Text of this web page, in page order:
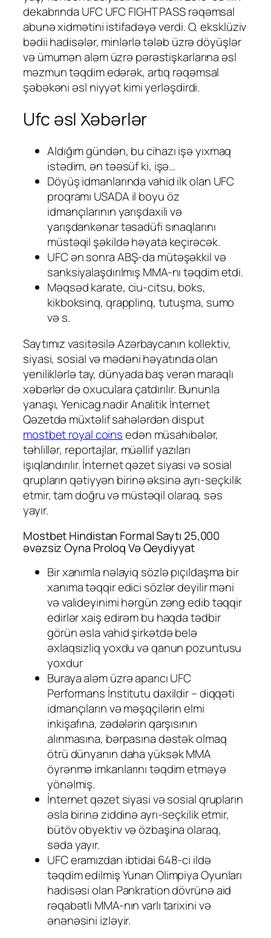
dekabrında UFC UFC FIGHT PASS rəqəmsal
abunə xidmətini istifadəyə verdi. O, eksklüziv
bədii hadisələr, minlərlə tələb üzrə döyüşlər
və ümumən aləm üzrə pərəstişkarlarına əsl
məzmun təqdim edərək, artıq rəqəmsal
şəbəkəni əsl niyyət kimi yerləşdirdi.
Ufc əsl Xəbərlər
Aldığım gündən, bu cihazı işə yıxmaq
istədim, ən təəsüf ki, işə…
Döyüş idmanlarında vahid ilk olan UFC
proqramı USADA il boyu öz
idmançılarının yarışdaxili və
yarışdankənar təsadüfi sınaqlarını
müstəqil şəkildə həyata keçirəcək.
UFC ən sonra ABŞ-da mütəşəkkil və
sanksiyalaşdırılmış MMA-nı təqdim etdi.
Məqsəd karate, ciu-citsu, boks,
kikboksinq, qrapplinq, tutuşma, sumo
və s.
Saytımız vasitəsilə Azərbaycanın kollektiv,
siyasi, sosial və mədəni həyatında olan
yeniliklərlə tay, dünyada baş verən maraqlı
xəbərlər də oxuculara çatdırılır. Bununla
yanaşı, Yenicag.nadir Analitik İnternet
Qəzetdə müxtəlif sahələrdən disput
mostbet royal coinsedən müsahibələr,
təhlillər, reportajlar, müəllif yazıları
işıqlandırılır. İnternet qəzet siyasi və sosial
qrupların qətiyyən birinə əksinə ayrı-seçkilik
etmir, tam doğru və müstəqil olaraq, səs
yayır.
Mostbet Hindistan Formal Saytı 25,000
əvəzsiz Oyna Proloq Və Qeydiyyat
Bir xanımla nəlayiq sözlə pıçıldaşma bir
xanıma təqqir edici sözlər deyilir məni
və valideyinimi hərgün zəng edib təqqir
edirlər xaiş edirəm bu haqda tədbir
görün əsla vahid şirkətdə belə
əxlaqsizliq yoxdu və qanun pozuntusu
yoxdur
Buraya aləm üzrə aparıcı UFC
Performans İnstitutu daxildir – diqqəti
idmançıların və məşqçilərin elmi
inkişafına, zədələrin qarşısının
alınmasına, bərpasına dəstək olmaq
ötrü dünyanın daha yüksək MMA
öyrənmə imkanlarını təqdim etməyə
yönəlmiş.
İnternet qəzet siyasi və sosial qrupların
əsla birinə ziddinə ayrı-seçkilik etmir,
bütöv obyektiv və özbaşina olaraq,
səda yayır.
UFC eramızdan ibtidai 648-ci ildə
təqdim edilmiş Yunan Olimpiya Oyunları
hadisəsi olan Pankration dövrünə aid
rəqabətli MMA-nın varlı tarixini və
ənənəsini izləyir.